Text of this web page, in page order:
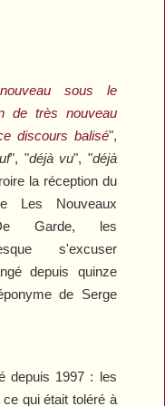
sous le
de très nouveau
discours balisé",
", "déjà vu", "déjà
la réception du
Les Nouveaux
Garde, les
s'excuser
depuis quinze
de Serge
depuis 1997 : les
qui était toléré à